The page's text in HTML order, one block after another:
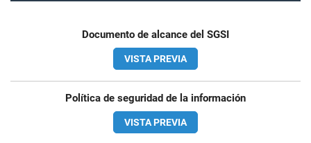
Documento de alcance del SGSI
VISTA PREVIA
Política de seguridad de la información
VISTA PREVIA